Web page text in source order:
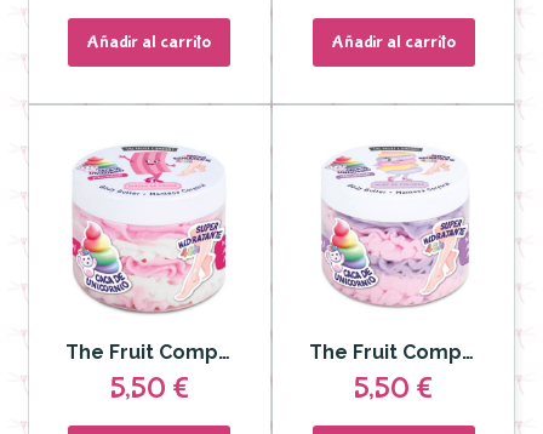
Añadir al carrito Añadir al carrito
The Fruit Company - Manteca Corporal Chicle de Fresa 250gr
5,50 €
The Fruit Company - Manteca Corporal Nube de Colores 250gr
5,50 €